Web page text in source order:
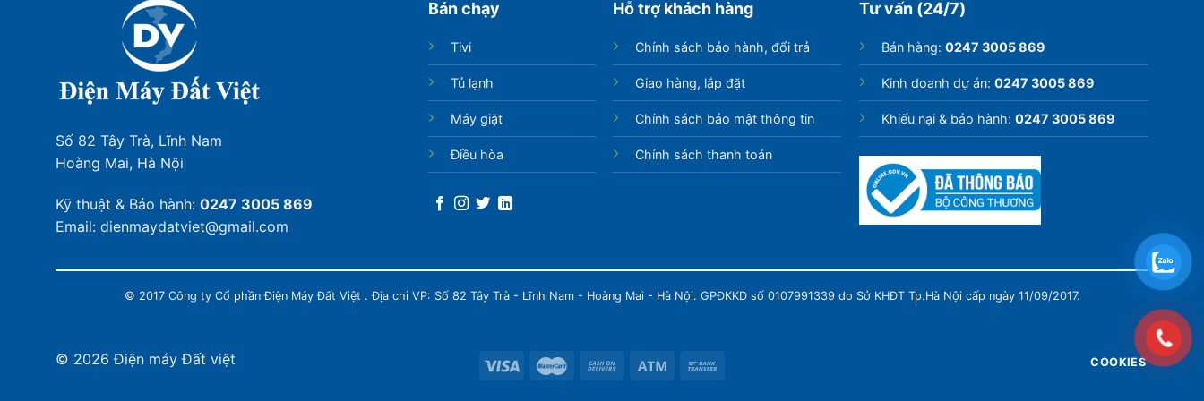
Số 82 Tây Trà, Lĩnh Nam
Hoàng Mai, Hà Nội
Kỹ thuật & Bảo hành: 0247 3005 869
Email: dienmaydatviet@gmail.com
Bán chạy
Tivi
Tủ lạnh
Máy giặt
Điều hòa
Hỗ trợ khách hàng
Chính sách bảo hành, đổi trả
Giao hàng, lắp đặt
Chính sách bảo mật thông tin
Chính sách thanh toán
Tư vấn (24/7)
Bán hàng: 0247 3005 869
Kinh doanh dự án: 0247 3005 869
Khiếu nại & bảo hành: 0247 3005 869
© 2017 Công ty Cổ phần Điện Máy Đất Việt . Địa chỉ VP: Số 82 Tây Trà - Lĩnh Nam - Hoàng Mai - Hà Nội. GPĐKKD số 0107991339 do Sở KHĐT Tp.Hà Nội cấp ngày 11/09/2017.
© 2026 Điện máy Đất việt COOKIES